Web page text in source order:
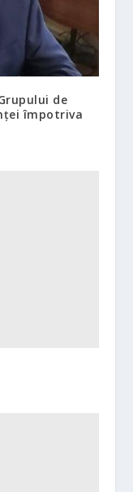
de
împotriva